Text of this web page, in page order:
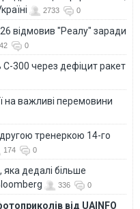
2733 0
відмовив "Реалу" заради
0
300 через дефіцит ракет
на важливі перемовини
тренеркою 14-го
174 0
яка дедалі більше
336 0
від UAINFO